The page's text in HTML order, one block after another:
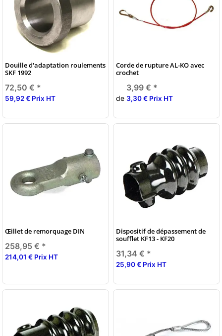
Douille d'adaptation roulements
SKF 1992
72,50 € *
59,92 € Prix HT
Corde de rupture AL-KO avec
crochet
de
3,99 € *
3,30 € Prix HT
Œillet de remorquage DIN
258,95 € *
214,01 € Prix HT
Dispositif de dépassement de
soufflet KF13 - KF20
31,34 € *
25,90 € Prix HT